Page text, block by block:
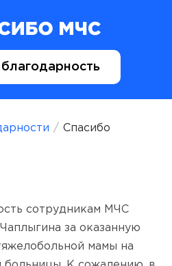
благодарность
/ Спасибо
сотрудникам МЧС
за оказанную
мамы на